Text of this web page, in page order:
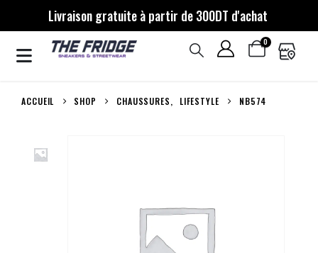
Livraison gratuite à partir de 300DT d'achat
0
ACCUEIL SHOP CHAUSSURES, LIFESTYLE NB574